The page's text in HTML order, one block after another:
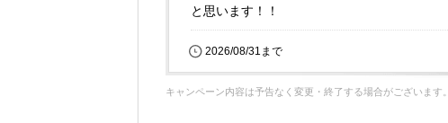
と思います！！
2026/08/31まで
キャンペーン内容は予告なく変更・終了する場合がございます。